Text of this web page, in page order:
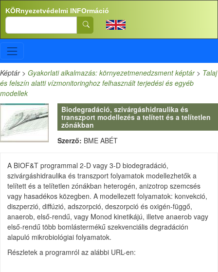
Ugrás a tartalomra
KÖRnyezetvédelmi INFOrmáció
Search
Képtár> Gyakorlati alkalmazás: környezetmenedzsment képtár> Talaj
és felszín alatti vízmonitoringhoz felhasznált terjedési és egyéb
modellek
Biodegradáció, szivárgáshidraulika és
transzport modellezés a telített és a telítetlen
zónákban
Szerző: BME ABÉT
A BIOF&T programmal 2-D vagy 3-D biodegradáció,
szivárgáshidraulika és transzport folyamatok modellezhetők a
telített és a telítetlen zónákban heterogén, anizotrop szemcsés
vagy hasadékos közegben. A modellezett folyamatok: konvekció,
diszperzió, diffúzió, adszorpció, deszorpció és oxigén-függő,
anaerob, első-rendű, vagy Monod kinetikájú, illetve anaerob vagy
első-rendű több bomlástermékű szekvenciális degradáción
alapuló mikrobiológiai folyamatok.
Részletek a programról az alábbi URL-en: